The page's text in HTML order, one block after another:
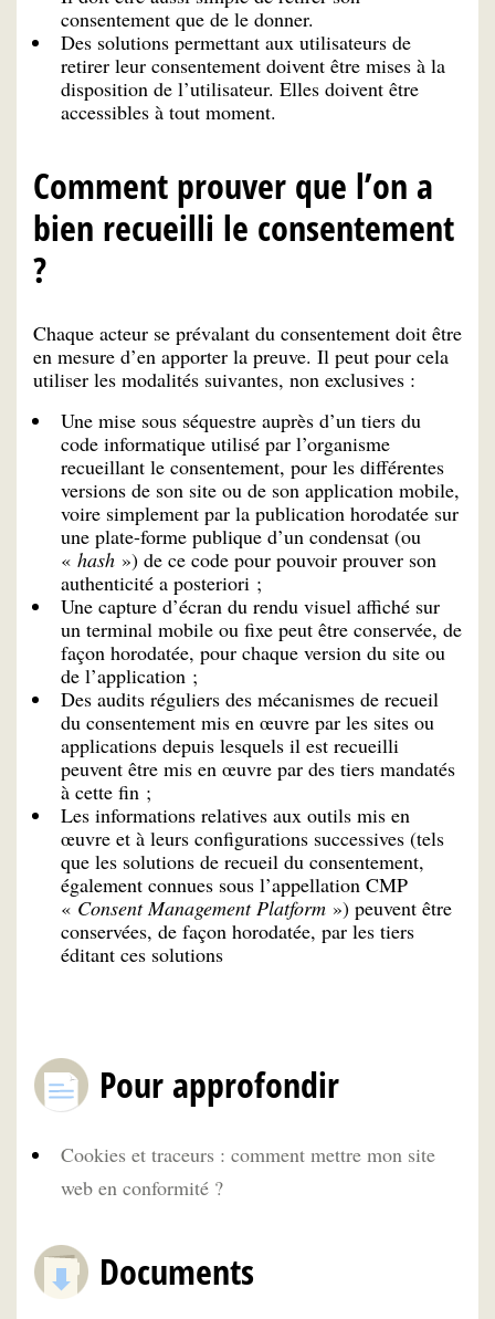
consentement que de le donner.
Des solutions permettant aux utilisateurs de
retirer leur consentement doivent être mises à la
disposition de l’utilisateur. Elles doivent être
accessibles à tout moment.
Comment prouver que l’on a
bien recueilli le consentement
?
Chaque acteur se prévalant du consentement doit être
en mesure d’en apporter la preuve. Il peut pour cela
utiliser les modalités suivantes, non exclusives :
Une mise sous séquestre auprès d’un tiers du
code informatique utilisé par l’organisme
recueillant le consentement, pour les différentes
versions de son site ou de son application mobile,
voire simplement par la publication horodatée sur
une plate-forme publique d’un condensat (ou
« hash ») de ce code pour pouvoir prouver son
authenticité a posteriori ;
Une capture d’écran du rendu visuel affiché sur
un terminal mobile ou fixe peut être conservée, de
façon horodatée, pour chaque version du site ou
de l’application ;
Des audits réguliers des mécanismes de recueil
du consentement mis en œuvre par les sites ou
applications depuis lesquels il est recueilli
peuvent être mis en œuvre par des tiers mandatés
à cette fin ;
Les informations relatives aux outils mis en
œuvre et à leurs configurations successives (tels
que les solutions de recueil du consentement,
également connues sous l’appellation CMP
« Consent Management Platform ») peuvent être
conservées, de façon horodatée, par les tiers
éditant ces solutions
Pour approfondir
Cookies et traceurs : comment mettre mon site
web en conformité ?
Documents